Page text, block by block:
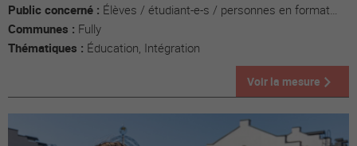
Public concerné : Élèves / étudiant-e-s / personnes en formation, Enfants, Parents, Populations migrantes
Communes : Fully
Thématiques : Éducation, Intégration
Voir la mesure